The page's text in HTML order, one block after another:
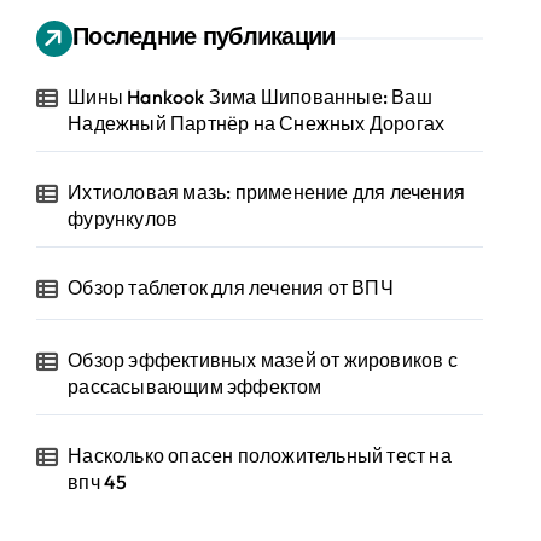
Последние публикации
Шины Hankook Зима Шипованные: Ваш
Надежный Партнёр на Снежных Дорогах
Ихтиоловая мазь: применение для лечения
фурункулов
Обзор таблеток для лечения от ВПЧ
Обзор эффективных мазей от жировиков с
рассасывающим эффектом
Насколько опасен положительный тест на
впч 45